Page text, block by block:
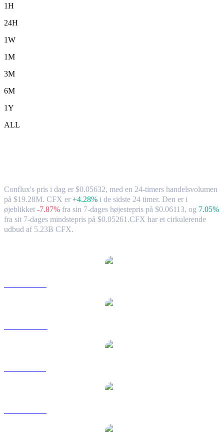
1H
24H
1W
1M
3M
6M
1Y
ALL
Conflux's pris i dag er $0.05632, med en 24-timers handelsvolumen
på $19.28M. CFX er +4.28% i de sidste 24 timer. Den er i
øjeblikket -7.87% fra sin 7-dages højestepris på $0.06113, og 7.05%
fra sit 7-dages mindstepris på $0.05261.CFX har et cirkulerende
udbud af 5.23B CFX.